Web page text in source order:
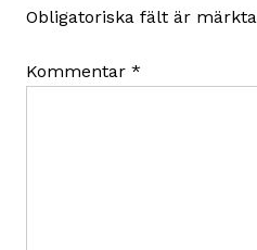
Obligatoriska fält är märkta
Kommentar *